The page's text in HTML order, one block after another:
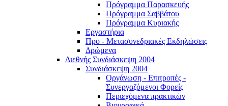
Πρόγραμμα Παρασκευής
Πρόγραμμα Σαββάτου
Πρόγραμμα Κυριακής
Εργαστήρια
Προ - Μετασυνεδριακές Εκδηλώσεις
Δρώμενα
Διεθνής Συνδιάσκεψη 2004
Συνδιάσκεψη 2004
Οργάνωση - Επιτροπές -
Συνεργαζόμενοι Φορείς
Περιεχόμενα πρακτικών